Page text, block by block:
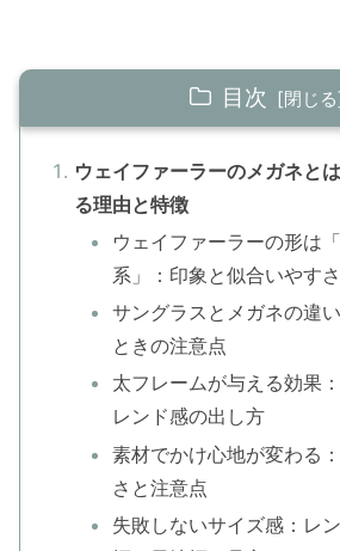
目次
ウェイファーラーのメガネと
る理由と特徴
ウェイファーラーの形は
系」：印象と似合いやすさ
サングラスとメガネの違
ときの注意点
太フレームが与える効果
レンド感の出し方
素材でかけ心地が変わる
さと注意点
失敗しないサイズ感：レ